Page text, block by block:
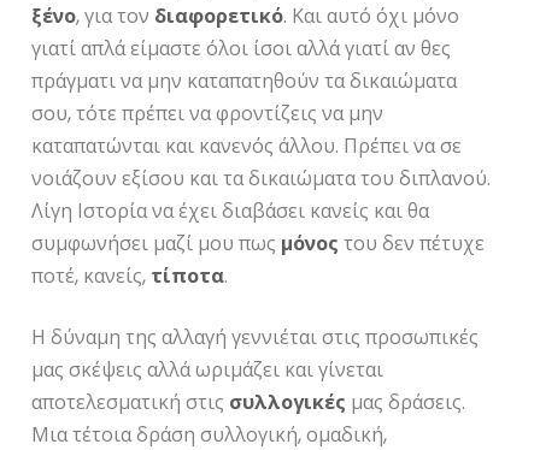
ξένο, για τον διαφορετικό. Και αυτό όχι μόνο
γιατί απλά είμαστε όλοι ίσοι αλλά γιατί αν θες
πράγματι να μην καταπατηθούν τα δικαιώματα
σου, τότε πρέπει να φροντίζεις να μην
καταπατώνται και κανενός άλλου. Πρέπει να σε
νοιάζουν εξίσου και τα δικαιώματα του διπλανού.
Λίγη Ιστορία να έχει διαβάσει κανείς και θα
συμφωνήσει μαζί μου πως μόνος του δεν πέτυχε
ποτέ, κανείς, τίποτα.
Η δύναμη της αλλαγή γεννιέται στις προσωπικές
μας σκέψεις αλλά ωριμάζει και γίνεται
αποτελεσματική στις συλλογικές μας δράσεις.
Μια τέτοια δράση συλλογική, ομαδική,